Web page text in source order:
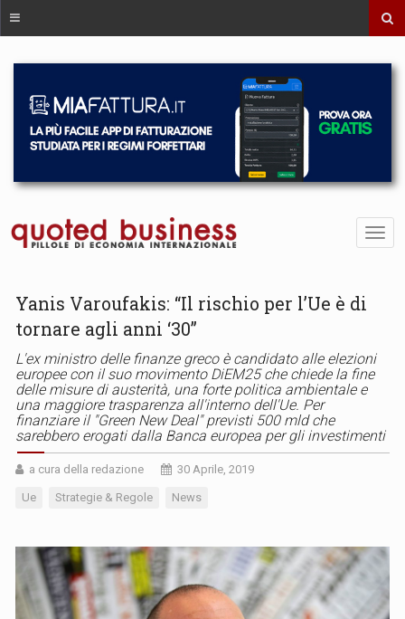
Yanis Varoufakis: “Il rischio per l’Ue è di
tornare agli anni ‘30”
L'ex ministro delle finanze greco è candidato alle elezioni
europee con il suo movimento DiEM25 che chiede la fine
delle misure di austerità, una forte politica ambientale e
una maggiore trasparenza all'interno dell'Ue. Per
finanziare il "Green New Deal" previsti 500 mld che
sarebbero erogati dalla Banca europea per gli investimenti
a cura della redazione 30 Aprile, 2019
Ue Strategie & Regole News